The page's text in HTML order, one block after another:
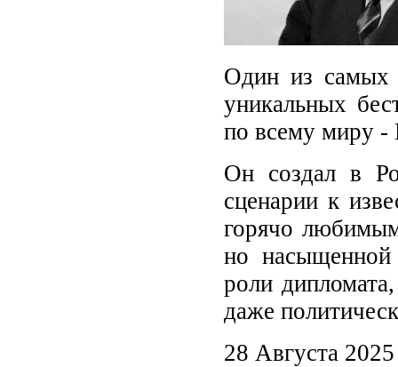
Один из самых
уникальных
по всему миру
Он создал в
сценарии к
горячо
но
роли
даже
28 Августа 2025